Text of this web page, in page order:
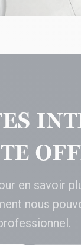
en savoir
nous